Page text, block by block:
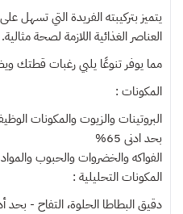
يتميز بتركيبته الفريدة التي
العناصر الغذائية اللازمة لصحة مثالية.
مما يوفر تنوعًا يلبي رغبات قطتك
المكونات :
البروتينات والزيوت والمكونات
بحد ادنى 65%
الفواكه والخضروات والحبوب والمواد
المكونات التحليلية :